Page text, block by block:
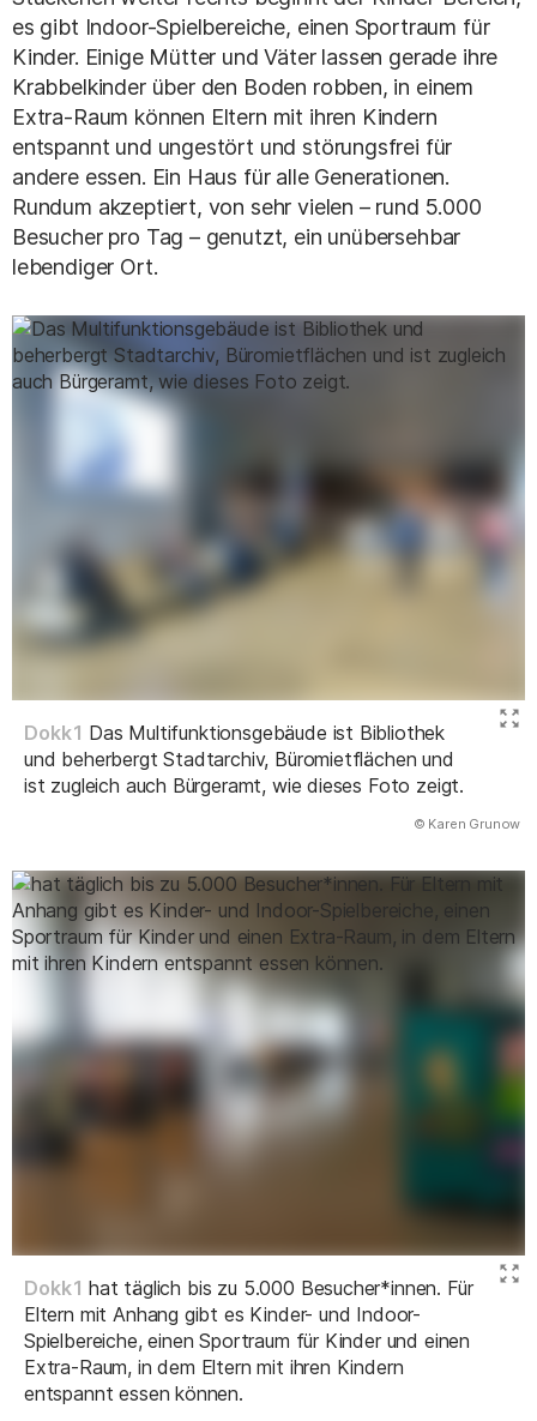
es gibt Indoor-Spielbereiche, einen Sportraum für
Kinder. Einige Mütter und Väter lassen gerade ihre
Krabbelkinder über den Boden robben, in einem
Extra-Raum können Eltern mit ihren Kindern
entspannt und ungestört und störungsfrei für
andere essen. Ein Haus für alle Generationen.
Rundum akzeptiert, von sehr vielen – rund 5.000
Besucher pro Tag – genutzt, ein unübersehbar
lebendiger Ort.
Dokk1 Das Multifunktionsgebäude ist Bibliothek
und beherbergt Stadtarchiv, Büromietflächen und
ist zugleich auch Bürgeramt, wie dieses Foto zeigt.
© Karen Grunow
Dokk1 hat täglich bis zu 5.000 Besucher*innen. Für
Eltern mit Anhang gibt es Kinder- und Indoor-
Spielbereiche, einen Sportraum für Kinder und einen
Extra-Raum, in dem Eltern mit ihren Kindern
entspannt essen können.